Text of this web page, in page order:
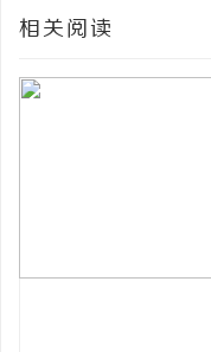
相关阅读